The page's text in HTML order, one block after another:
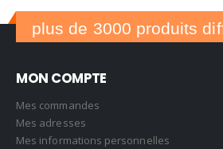
plus de 3000 produits
MON COMPTE
Mes commandes
Mes adresses
Mes informations personnelles